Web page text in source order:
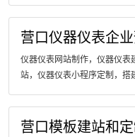
营口仪器仪表企
仪器仪表网站制作，仪器仪表
站，仪器仪表小程序定制，搭
营口模板建站和